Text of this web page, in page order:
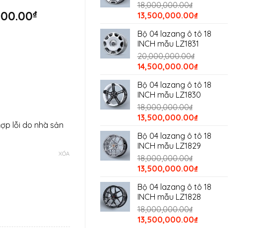
18,000,000.00₫
Giá
là:
18,000,000.00₫.
13,500,000.00₫Giá
tại
là:
Bộ 04 lazang ô tô 18
INCH mẫu LZ1831
20,000,000.00₫
Giá
là:
20,000,000.00₫.
14,500,000.00₫Giá
tại
là:
Bộ 04 lazang ô tô 18
INCH mẫu LZ1830
18,000,000.00₫
Giá
là:
18,000,000.00₫.
13,500,000.00₫Giá
tại
là:
Bộ 04 lazang ô tô 18
INCH mẫu LZ1829
18,000,000.00₫
Giá
là:
18,000,000.00₫.
13,500,000.00₫Giá
tại
là:
Bộ 04 lazang ô tô 18
INCH mẫu LZ1828
18,000,000.00₫
Giá
13,500,000.00₫Giá
₫Khoảng
12,500,000.00₫
lỗi do nhà sản
XÓA